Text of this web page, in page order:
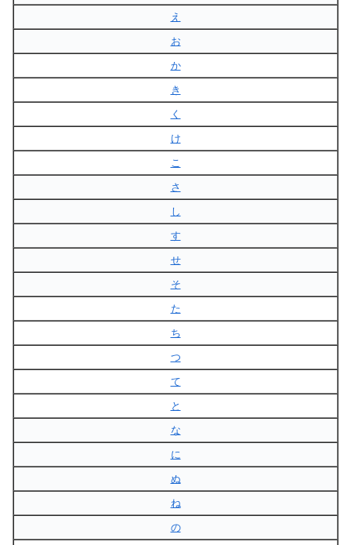
え
お
か
き
く
け
こ
さ
し
す
せ
そ
た
ち
つ
て
と
な
に
ぬ
ね
の